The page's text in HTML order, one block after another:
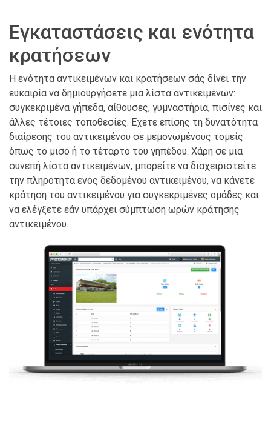
Εγκαταστάσεις και ενότητα
κρατήσεων
Η ενότητα αντικειμένων και κρατήσεων σάς δίνει την
ευκαιρία να δημιουργήσετε μια λίστα αντικειμένων:
συγκεκριμένα γήπεδα, αίθουσες, γυμναστήρια, πισίνες και
άλλες τέτοιες τοποθεσίες. Έχετε επίσης τη δυνατότητα
διαίρεσης του αντικειμένου σε μεμονωμένους τομείς
όπως το μισό ή το τέταρτο του γηπέδου. Χάρη σε μια
συνεπή λίστα αντικειμένων, μπορείτε να διαχειριστείτε
την πληρότητα ενός δεδομένου αντικειμένου, να κάνετε
κράτηση του αντικειμένου για συγκεκριμένες ομάδες και
να ελέγξετε εάν υπάρχει σύμπτωση ωρών κράτησης
αντικειμένου.